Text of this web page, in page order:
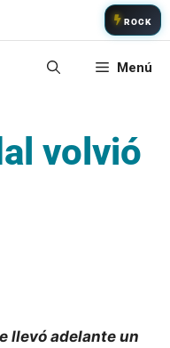
ROCK
Menú
volvió
llevó adelante un